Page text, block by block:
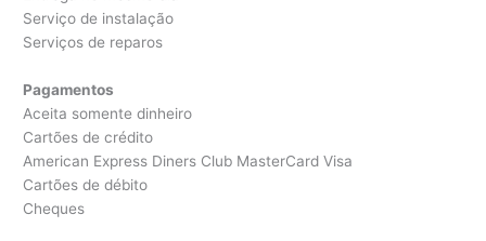
Serviço de instalação
Serviços de reparos
Pagamentos
Aceita somente dinheiro
Cartões de crédito
American Express Diners Club MasterCard Visa
Cartões de débito
Cheques